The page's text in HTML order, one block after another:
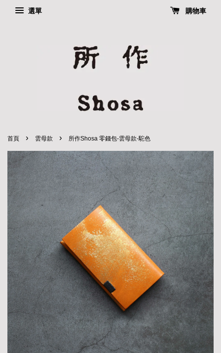
選單 購物車
首頁 › 雲母款 › 所作Shosa 零錢包-雲母款-駝色